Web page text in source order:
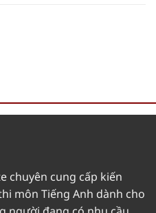
chuyên cung cấp kiến
môn Tiếng Anh dành cho